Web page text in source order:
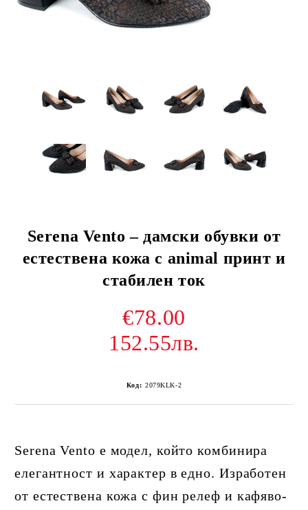
Serena Vento – дамски обувки от
естествена кожа с animal принт и
стабилен ток
€78.00
152.55лв.
Код: 2079KLK-2
Serena Vento е модел, който комбинира
елегантност и характер в едно. Изработен
от естествена кожа с фин релеф и кафяво-